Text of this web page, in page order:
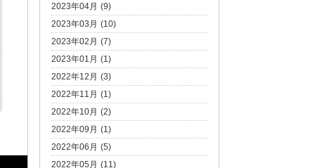
2023年04月 (9)
2023年03月 (10)
2023年02月 (7)
2023年01月 (1)
2022年12月 (3)
2022年11月 (1)
2022年10月 (2)
2022年09月 (1)
2022年06月 (5)
2022年05月 (11)